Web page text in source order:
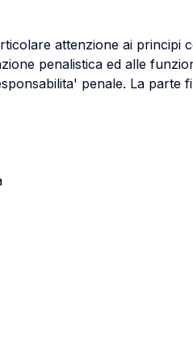
attenzione ai principi
penalistica ed alle
penale. La parte